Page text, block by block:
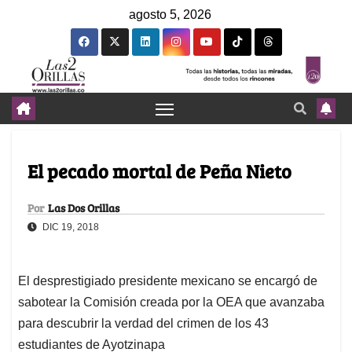
agosto 5, 2026
El pecado mortal de Peña Nieto
Por Las Dos Orillas
DIC 19, 2018
El desprestigiado presidente mexicano se encargó de
sabotear la Comisión creada por la OEA que avanzaba
para descubrir la verdad del crimen de los 43
estudiantes de Ayotzinapa